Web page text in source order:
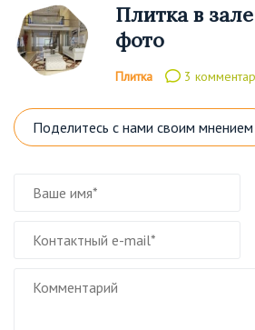
Плитка в
фото
Плитка 3
Поделитесь с нами своим мнением